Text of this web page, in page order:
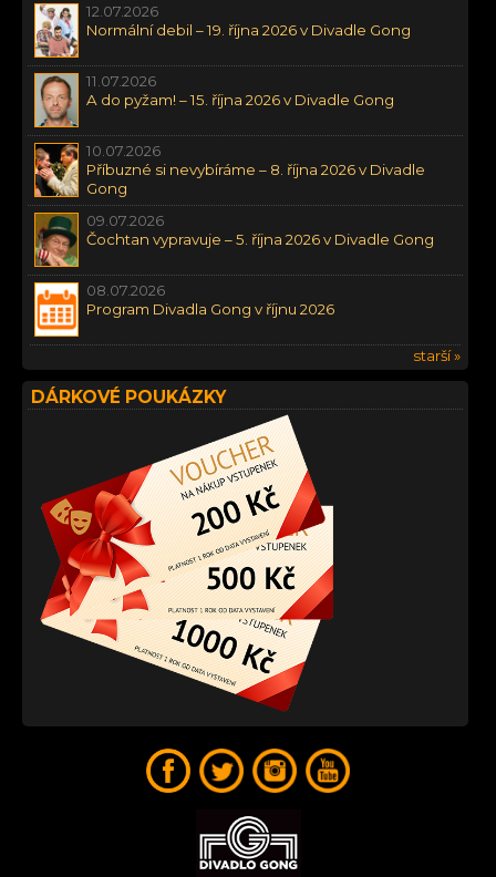
12.07.2026
Normální debil – 19. října 2026 v Divadle Gong
11.07.2026
A do pyžam! – 15. října 2026 v Divadle Gong
10.07.2026
Příbuzné si nevybíráme – 8. října 2026 v Divadle
Gong
09.07.2026
Čochtan vypravuje – 5. října 2026 v Divadle Gong
08.07.2026
Program Divadla Gong v říjnu 2026
starší »
DÁRKOVÉ POUKÁZKY